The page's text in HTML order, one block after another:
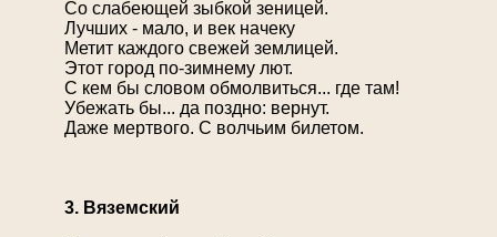
Со слабеющей зыбкой зеницей.
Лучших - мало, и век начеку
Метит каждого свежей землицей.
Этот город по-зимнему лют.
С кем бы словом обмолвиться... где там!
Убежать бы... да поздно: вернут.
Даже мертвого. С волчьим билетом.
3. Вяземский